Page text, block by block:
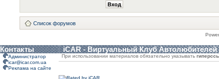
Список форумов
Контакты iCAR - Виртуальный Клуб Автолюбителей
Администратор
icar@icar.com.ua
Реклама на сайте
При использовании материалов обязательно указывать